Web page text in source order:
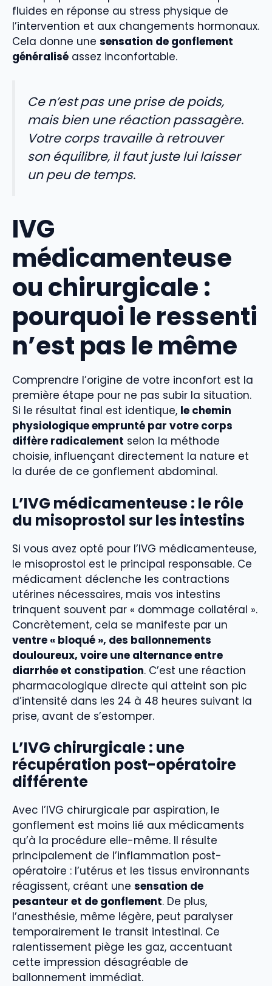
fluides en réponse au stress physique de
l’intervention et aux changements hormonaux.
Cela donne une sensation de gonflement
généralisé assez inconfortable.
Ce n’est pas une prise de poids,
mais bien une réaction passagère.
Votre corps travaille à retrouver
son équilibre, il faut juste lui laisser
un peu de temps.
IVG
médicamenteuse
ou chirurgicale :
pourquoi le ressenti
n’est pas le même
Comprendre l’origine de votre inconfort est la
première étape pour ne pas subir la situation.
Si le résultat final est identique, le chemin
physiologique emprunté par votre corps
diffère radicalement selon la méthode
choisie, influençant directement la nature et
la durée de ce gonflement abdominal.
L’IVG médicamenteuse : le rôle
du misoprostol sur les intestins
Si vous avez opté pour l’IVG médicamenteuse,
le misoprostol est le principal responsable. Ce
médicament déclenche les contractions
utérines nécessaires, mais vos intestins
trinquent souvent par « dommage collatéral ».
Concrètement, cela se manifeste par un
ventre « bloqué », des ballonnements
douloureux, voire une alternance entre
diarrhée et constipation. C’est une réaction
pharmacologique directe qui atteint son pic
d’intensité dans les 24 à 48 heures suivant la
prise, avant de s’estomper.
L’IVG chirurgicale : une
récupération post-opératoire
différente
Avec l’IVG chirurgicale par aspiration, le
gonflement est moins lié aux médicaments
qu’à la procédure elle-même. Il résulte
principalement de l’inflammation post-
opératoire : l’utérus et les tissus environnants
réagissent, créant une sensation de
pesanteur et de gonflement. De plus,
l’anesthésie, même légère, peut paralyser
temporairement le transit intestinal. Ce
ralentissement piège les gaz, accentuant
cette impression désagréable de
ballonnement immédiat.